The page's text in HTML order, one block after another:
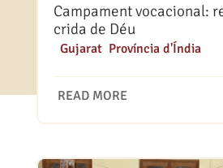
Campament vocacional:
crida de Déu
Gujarat, Província d'Índia
READ MORE